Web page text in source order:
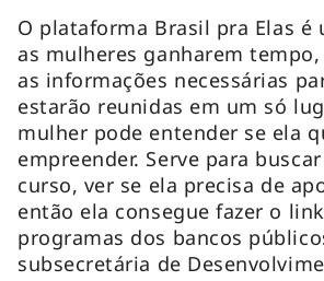
O plataforma Brasil pra Elas é
as mulheres ganharem
as informações necessárias
estarão reunidas em um só
mulher pode entender se ela
empreender. Serve para
curso, ver se ela precisa de
então ela consegue fazer o
programas dos bancos
subsecretária de